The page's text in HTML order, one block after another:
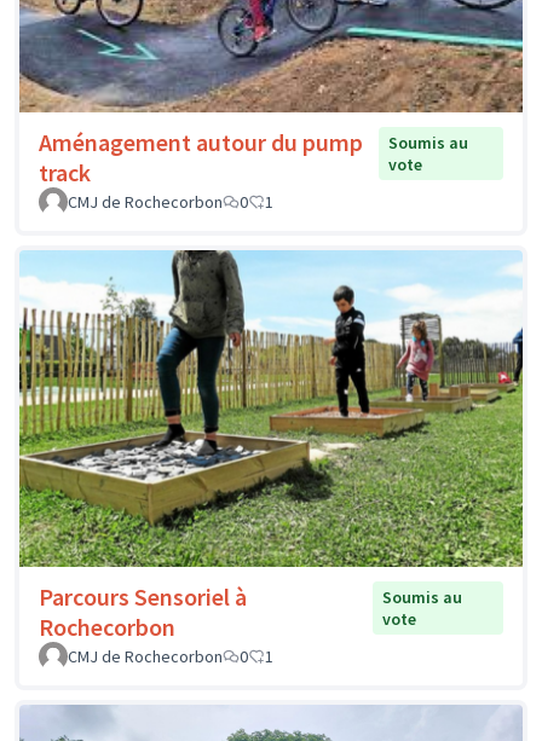
Aménagement autour du pump
track
Soumis au
vote
CMJ de Rochecorbon
0 1
Parcours Sensoriel à
Rochecorbon
Soumis au
vote
CMJ de Rochecorbon
0 1